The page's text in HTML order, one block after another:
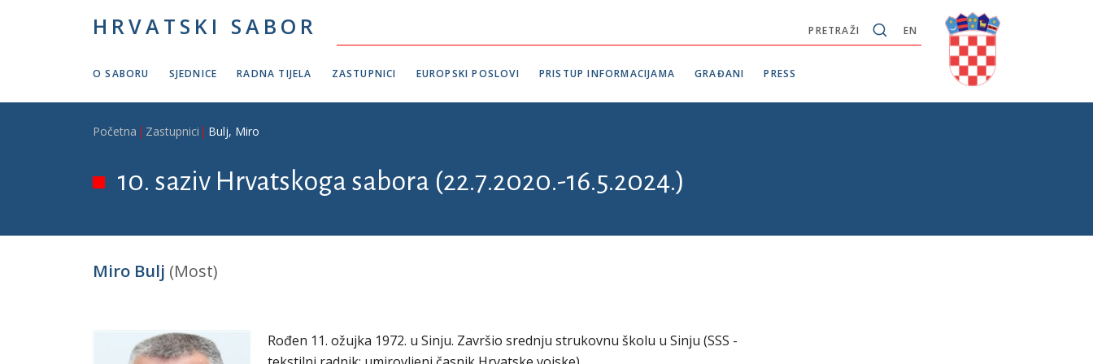
HRVATSKI SABOR EN
PRETRAŽI
O SABORU SJEDNICE RADNA TIJELA ZASTUPNICI EUROPSKI POSLOVI PRISTUP INFORMACIJAMA GRAĐANI PRESS
Breadcrumb
Početna Zastupnici Bulj, Miro
10. saziv Hrvatskoga sabora (22.7.2020.-16.5.2024.)
Miro Bulj (Most)
Rođen 11. ožujka 1972. u Sinju. Završio srednju strukovnu školu u Sinju (SSS -